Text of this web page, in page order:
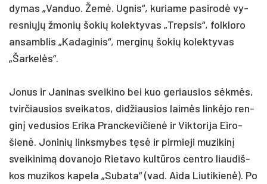
dy­mas „Van­duo. Žemė. Ug­nis“, ku­ria­me pa­si­rodė vy­
res­niųjų žmo­nių šo­kių ko­lek­ty­vas „Trep­sis“, folk­lo­ro
an­samb­lis „Ka­da­gi­nis“, mer­ginų šo­kių ko­lek­ty­vas
„Šar­kelės“.
Jo­nus ir Ja­ni­nas svei­ki­no bei kuo ge­riau­sios sėkmės,
tvir­čiau­sios svei­ka­tos, did­žiau­sios laimės linkė­jo ren­
ginį ve­du­sios Eri­ka Pranc­ke­vi­čienė ir Vik­to­ri­ja Ei­ro­
šienė. Jo­ni­nių links­my­bes tęsė ir pir­mie­ji mu­zi­kinį
svei­ki­nimą do­va­no­jo Rie­ta­vo kultū­ros cent­ro liau­diš­
kos mu­zi­kos ka­pe­la „Su­ba­ta“ (vad. Ai­da Liu­ti­kienė). Po